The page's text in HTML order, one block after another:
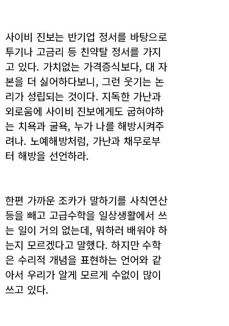
사이비 진보는 반기업 정서를 바탕으로
투기나 고금리 등 친약탈 정서를 가지
고 있다. 가치없는 가격증식보다, 대 자
본을 더 싫어하다보니, 그런 웃기는 논
리가 성립되는 것이다. 지독한 가난과
외로움에 사이비 진보에게도 굽혀야하
는 치욕과 굴욕, 누가 나를 해방시켜주
려나. 노예해방처럼, 가난과 채무로부
터 해방을 선언하라.
한편 가까운 조카가 말하기를 사칙연산
등을 빼고 고급수학을 일상생활에서 쓰
는 일이 거의 없는데, 뭐하러 배워야 하
는지 모르겠다고 말했다. 하지만 수학
은 수리적 개념을 표현하는 언어와 같
아서 우리가 알게 모르게 수없이 많이
쓰고 있다.